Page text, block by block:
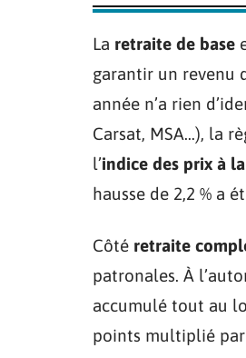
La retraite de base
garantir un revenu
année n’a rien
Carsat, MSA…), la
l’indice des prix à
hausse de 2,2 % a
Côté retraite
patronales. À
accumulé tout au
points multiplié